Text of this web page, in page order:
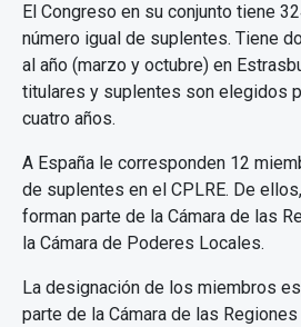
El Congreso en su conjunto tiene
número igual de suplentes. Tiene
al año (marzo y octubre) en
titulares y suplentes son elegidos
cuatro años.
A España le corresponden 12
de suplentes en el CPLRE. De
forman parte de la Cámara de las
la Cámara de Poderes Locales.
La designación de los miembros
parte de la Cámara de las